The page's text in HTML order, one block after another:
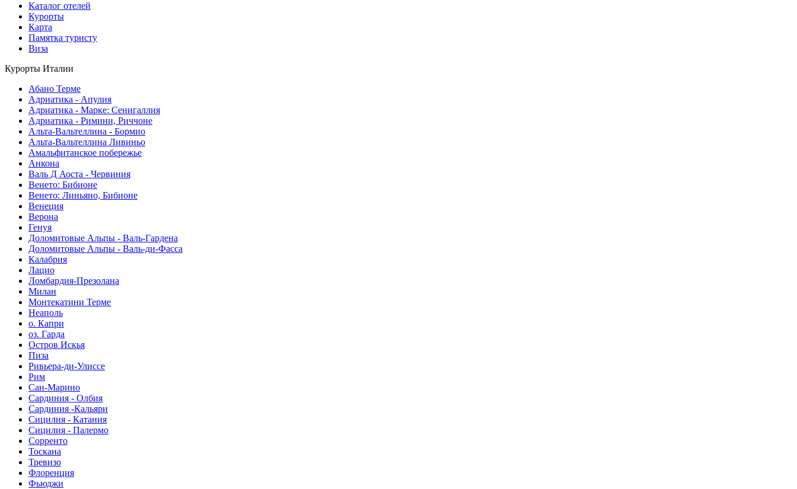
Каталог отелей
Курорты
Карта
Памятка туристу
Виза
Курорты Италии
Абано Терме
Адриатика - Апулия
Адриатика - Марке: Сенигаллия
Адриатика - Римини, Риччоне
Альта-Вальтеллина - Бормио
Альта-Вальтеллина Ливиньо
Амальфитанское побережье
Анкона
Валь Д Аоста - Червиния
Венето: Бибионе
Венето: Линьяно, Бибионе
Венеция
Верона
Генуя
Доломитовые Альпы - Валь-Гардена
Доломитовые Альпы - Валь-ди-Фасса
Калабрия
Лацио
Ломбардия-Презолана
Милан
Монтекатини Терме
Неаполь
о. Капри
оз. Гарда
Остров Искья
Пиза
Ривьера-ди-Улиссе
Рим
Сан-Марино
Сардиния - Олбия
Сардиния -Кальяри
Сицилия - Катания
Сицилия - Палермо
Сорренто
Тоскана
Тревизо
Флоренция
Фьюджи